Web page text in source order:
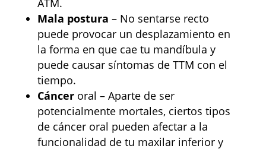
ATM.
Mala postura – No sentarse recto
puede provocar un desplazamiento en
la forma en que cae tu mandíbula y
puede causar síntomas de TTM con el
tiempo.
Cáncer oral – Aparte de ser
potencialmente mortales, ciertos tipos
de cáncer oral pueden afectar a la
funcionalidad de tu maxilar inferior y